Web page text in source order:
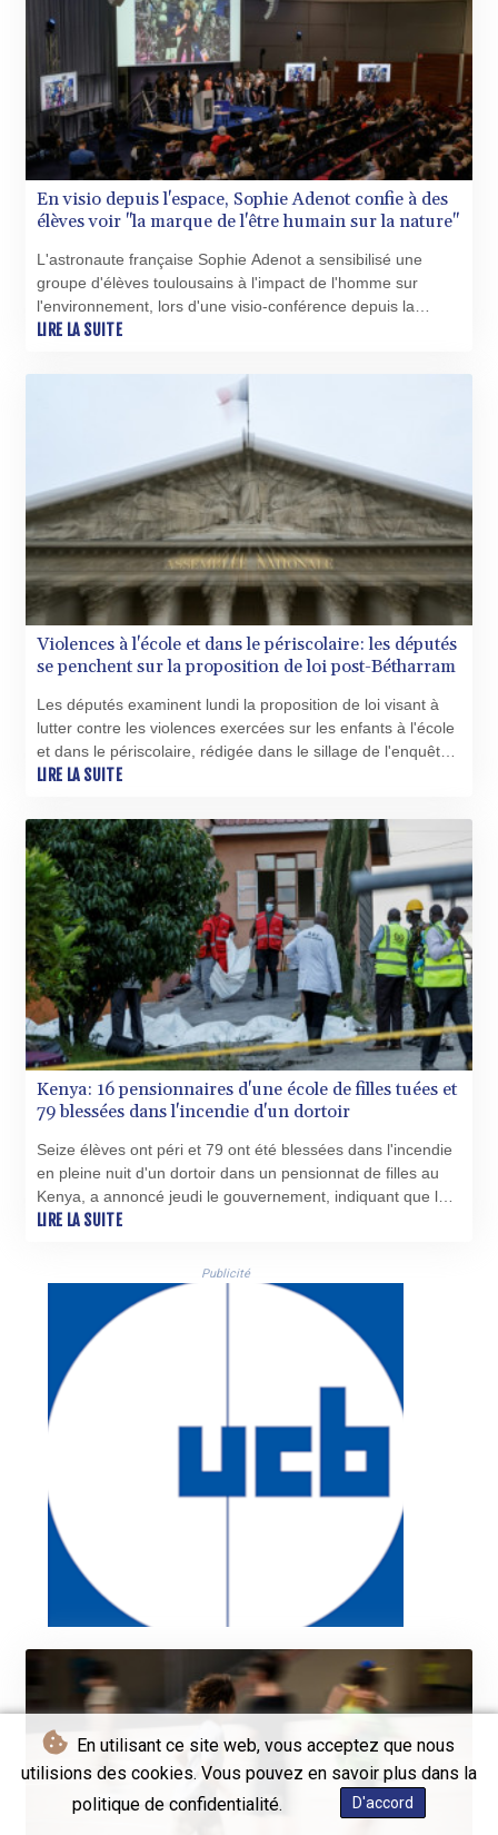
En utilisant ce site web, vous acceptez que nous
utilisions des cookies. Vous pouvez en savoir plus dans la
politique de confidentialité.
D'accord
En visio depuis l'espace, Sophie Adenot confie à des
élèves voir "la marque de l'être humain sur la nature"
L'astronaute française Sophie Adenot a sensibilisé une
groupe d'élèves toulousains à l'impact de l'homme sur
l'environnement, lors d'une visio-conférence depuis la
station spatiale internationale (ISS).
LIRE LA SUITE
Violences à l'école et dans le périscolaire: les députés
se penchent sur la proposition de loi post-Bétharram
Les députés examinent lundi la proposition de loi visant à
lutter contre les violences exercées sur les enfants à l'école
et dans le périscolaire, rédigée dans le sillage de l'enquête
parlementaire ouverte après le scandale de Bétharram.
LIRE LA SUITE
Kenya: 16 pensionnaires d'une école de filles tuées et
79 blessées dans l'incendie d'un dortoir
Seize élèves ont péri et 79 ont été blessées dans l'incendie
en pleine nuit d'un dortoir dans un pensionnat de filles au
Kenya, a annoncé jeudi le gouvernement, indiquant que les
causes du feu étaient pour l'heure inconnues.
LIRE LA SUITE
Publicité